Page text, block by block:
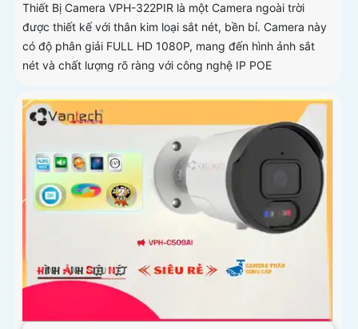
Thiết Bị Camera VPH-322PIR là một Camera ngoài trời
được thiết kế với thân kim loại sắt nét, bền bỉ. Camera này
có độ phân giải FULL HD 1080P, mang đến hình ảnh sắt
nét và chất lượng rõ ràng với công nghệ IP POE